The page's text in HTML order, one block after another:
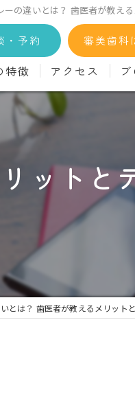
ーの違いとは？ 歯医者が教え
・予約 審美歯科
特徴
ース矯正
ント
ック
アクセス
ットと
とは？ 歯医者が教えるメリット